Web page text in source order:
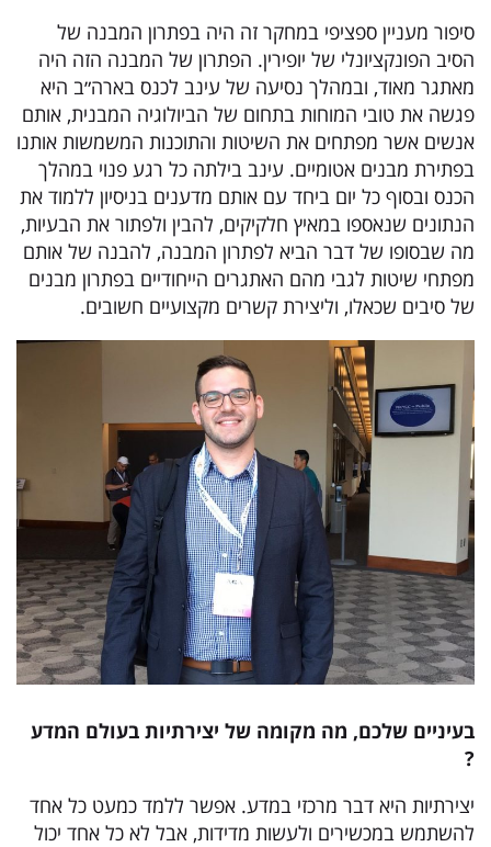
סיפור מעניין ספציפי במחקר זה היה בפתרון המבנה של
הסיב הפונקציונלי של יופירין. הפתרון של המבנה הזה היה
מאתגר מאוד, ובמהלך נסיעה של עינב לכנס בארה״ב היא
פגשה את טובי המוחות בתחום של הביולוגיה המבנית, אותם
אנשים אשר מפתחים את השיטות והתוכנות המשמשות אותנו
בפתירת מבנים אטומיים. עינב בילתה כל רגע פנוי במהלך
הכנס ובסוף כל יום ביחד עם אותם מדענים בניסיון ללמוד את
הנתונים שנאספו במאיץ חלקיקים, להבין ולפתור את הבעיות,
מה שבסופו של דבר הביא לפתרון המבנה, להבנה של אותם
מפתחי שיטות לגבי מהם האתגרים הייחודיים בפתרון מבנים
של סיבים שכאלו, וליצירת קשרים מקצועיים חשובים.
בעיניים שלכם, מה מקומה של יצירתיות בעולם המדע
?
יצירתיות היא דבר מרכזי במדע. אפשר ללמד כמעט כל אחד
להשתמש במכשירים ולעשות מדידות, אבל לא כל אחד יכול